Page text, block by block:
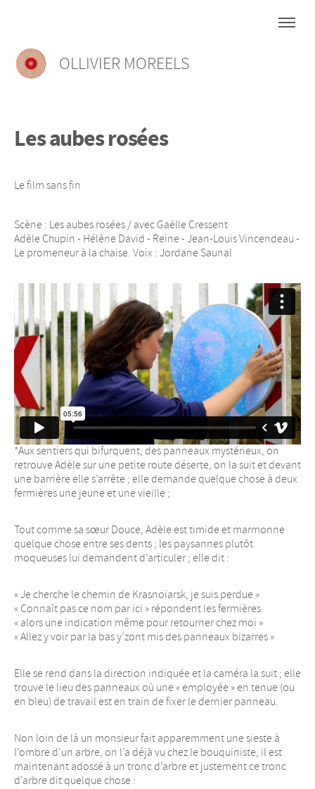
OLLIVIER MOREELS
Les aubes rosées
Le film sans fin
Scène : Les aubes rosées / avec Gaëlle Cressent
Adèle Chupin - Hélène David - Reine - Jean-Louis Vincendeau -
Le promeneur à la chaise. Voix : Jordane Saunal
*Aux sentiers qui bifurquent, des panneaux mystérieux, on
retrouve Adèle sur une petite route déserte, on la suit et devant
une barrière elle s’arrête ; elle demande quelque chose à deux
fermières une jeune et une vieille ;
Tout comme sa sœur Douce, Adèle est timide et marmonne
quelque chose entre ses dents ; les paysannes plutôt
moqueuses lui demandent d’articuler ; elle dit :
« Je cherche le chemin de Krasnoïarsk, je suis perdue »
« Connaît pas ce nom par ici » répondent les fermières
« alors une indication même pour retourner chez moi »
« Allez y voir par la bas y’zont mis des panneaux bizarres »
Elle se rend dans la direction indiquée et la caméra la suit ; elle
trouve le lieu des panneaux où une « employée » en tenue (ou
en bleu) de travail est en train de fixer le dernier panneau.
Non loin de là un monsieur fait apparemment une sieste à
l’ombre d’un arbre, on l’a déjà vu chez le bouquiniste, il est
maintenant adossé à un tronc d’arbre et justement ce tronc
d’arbre dit quelque chose :